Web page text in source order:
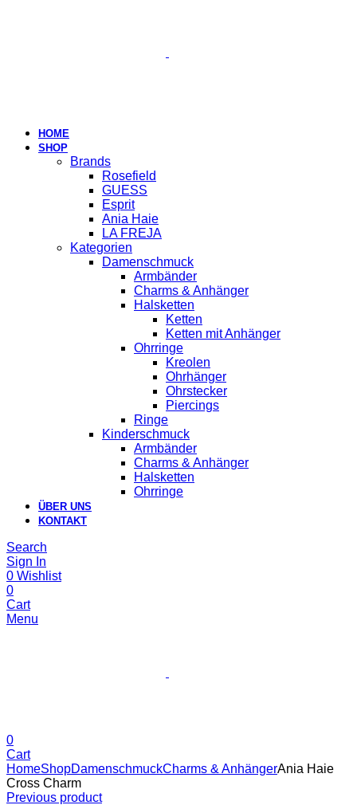
HOME
SHOP
Brands
Rosefield
GUESS
Esprit
Ania Haie
LA FREJA
Kategorien
Damenschmuck
Armbänder
Charms & Anhänger
Halsketten
Ketten
Ketten mit Anhänger
Ohrringe
Kreolen
Ohrhänger
Ohrstecker
Piercings
Ringe
Kinderschmuck
Armbänder
Charms & Anhänger
Halsketten
Ohrringe
ÜBER UNS
KONTAKT
Search
Sign In
0 Wishlist
0
Cart
Menu
0
Cart
HomeShopDamenschmuckCharms & AnhängerAnia Haie
Cross Charm
Previous product